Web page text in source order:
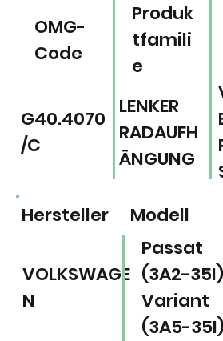
Produk
tfamili
e
OMG-
Code
LENKER
RADAUFH
ÄNGUNG
G40.4070
/C
Modell
Hersteller
VOLKSWAGE
N
Passat
(3A2-35I)
Variant
(3A5-